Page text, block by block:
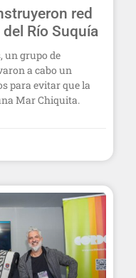
red
Río Suquía
un grupo de
a cabo un
para evitar que la
Mar Chiquita.